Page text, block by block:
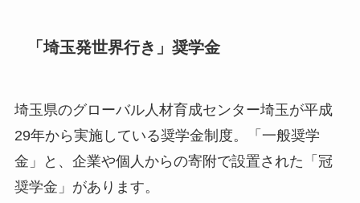
「埼玉発世界行き」奨学金
埼玉県のグローバル人材育成センター埼玉が平成
29年から実施している奨学金制度。「一般奨学
金」と、企業や個人からの寄附で設置された「冠
奨学金」があります。